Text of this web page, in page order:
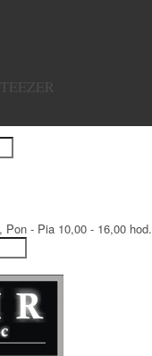
- Pia 10,00 - 16,00 hod.